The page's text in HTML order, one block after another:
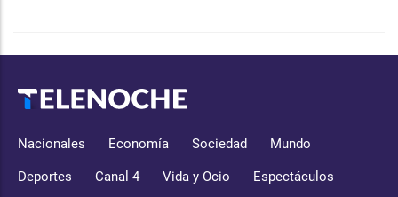
Nacionales Economía Sociedad Mundo
Deportes Canal 4 Vida y Ocio Espectáculos